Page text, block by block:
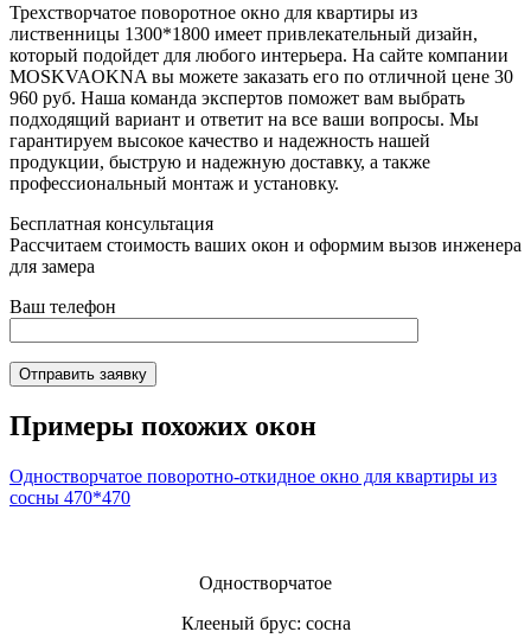
Трехстворчатое поворотное окно для квартиры из
лиственницы 1300*1800 имеет привлекательный дизайн,
который подойдет для любого интерьера. На сайте компании
MOSKVAOKNA вы можете заказать его по отличной цене 30
960 руб. Наша команда экспертов поможет вам выбрать
подходящий вариант и ответит на все ваши вопросы. Мы
гарантируем высокое качество и надежность нашей
продукции, быструю и надежную доставку, а также
профессиональный монтаж и установку.
Бесплатная консультация
Рассчитаем стоимость ваших окон и оформим вызов инженера
для замера
Ваш телефон
Отправить заявку
Примеры похожих окон
Одностворчатое поворотно-откидное окно для квартиры из
сосны 470*470
Одностворчатое
Клееный брус: сосна